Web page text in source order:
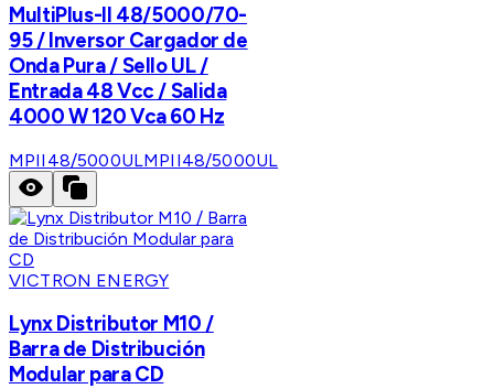
MultiPlus-II 48/5000/70-
95 / Inversor Cargador de
Onda Pura / Sello UL /
Entrada 48 Vcc / Salida
4000 W 120 Vca 60 Hz
MPII48/5000ULMPII48/5000UL
VICTRON ENERGY
Lynx Distributor M10 /
Barra de Distribución
Modular para CD